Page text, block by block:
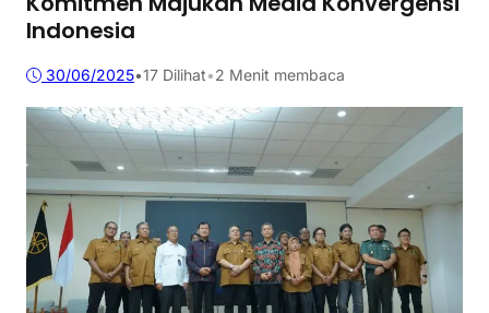
Indonesia
30/06/2025•17 Dilihat•2 Menit membaca